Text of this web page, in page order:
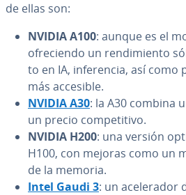
de ellas son:
NVIDIA A100: aunque es el
ofre­cie­n­do un re­n­di­mie­n­to
to en IA, in­fe­re­n­cia, así como
más accesible.
NVIDIA A30: la A30 combina
un precio co­m­pe­ti­ti­vo.
NVIDIA H200: una versión
H100, con mejoras como un
de la memoria.
Intel Gaudi 3: un ace­le­ra­dor